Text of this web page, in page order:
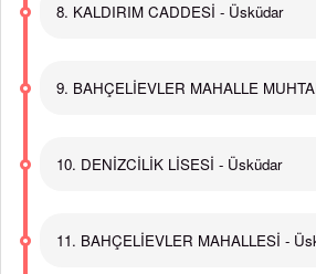
8. KALDIRIM CADDESİ - Üsküdar
9. BAHÇELİEVLER MAHALLE
10. DENİZCİLİK LİSESİ - Üsküdar
11. BAHÇELİEVLER MAHALLESİ -